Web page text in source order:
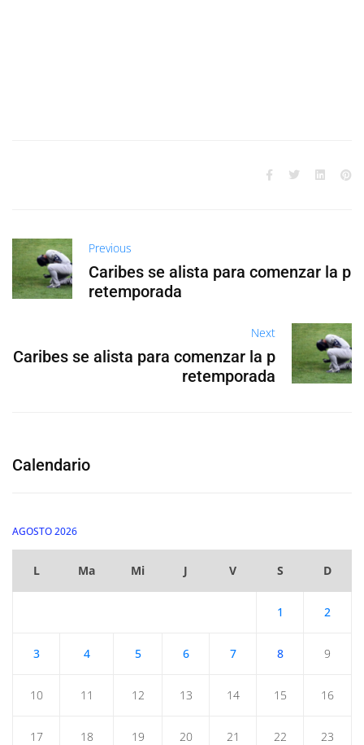
Previous
Caribes se alista para comenzar la p
retemporada
Next
Caribes se alista para comenzar la p
retemporada
Calendario
AGOSTO 2026
L Ma Mi J V S D
1 2
3 4 5 6 7 8 9
10 11 12 13 14 15 16
17 18 19 20 21 22 23